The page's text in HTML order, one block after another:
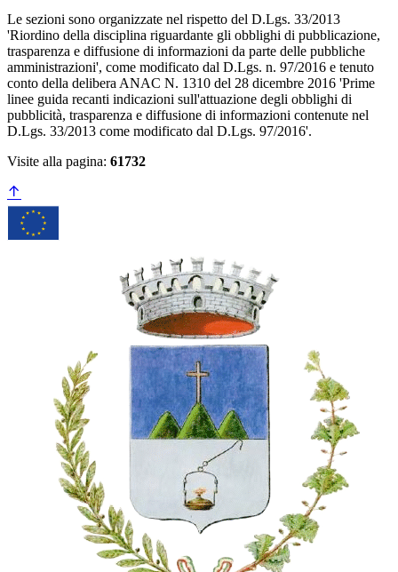
Le sezioni sono organizzate nel rispetto del D.Lgs. 33/2013
'Riordino della disciplina riguardante gli obblighi di pubblicazione,
trasparenza e diffusione di informazioni da parte delle pubbliche
amministrazioni', come modificato dal D.Lgs. n. 97/2016 e tenuto
conto della delibera ANAC N. 1310 del 28 dicembre 2016 'Prime
linee guida recanti indicazioni sull'attuazione degli obblighi di
pubblicità, trasparenza e diffusione di informazioni contenute nel
D.Lgs. 33/2013 come modificato dal D.Lgs. 97/2016'.
Visite alla pagina: 61732